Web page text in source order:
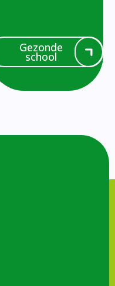
Gezonde
school